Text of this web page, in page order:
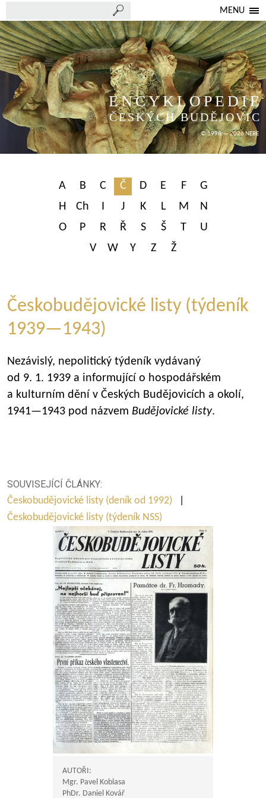
MENU
ENCYKLOPEDIE
ČESKÝCH BUDĚJOVIC
© 1998 — 2026 NEBE
A B C Č D E F
G
H
Ch I J K L M
N
O
P R Ř S Š T
U
V
W Y Z Ž
Českobudějovické listy (týdeník
1939—1943)
Nezávislý, nepolitický týdeník vydávaný
od 9. 1. 1939 a informující o hospodářském
a kulturním dění v Českých Budějovicích a okolí,
1941—1943 pod názvem Budějovické listy.
SOUVISEJÍCÍ ČLÁNKY:
Českobudějovické listy (deník od 1992)
Českobudějovické listy (týdeník NSS)
AUTOŘI:
Mgr. Pavel Koblasa
PhDr. Daniel Kovář